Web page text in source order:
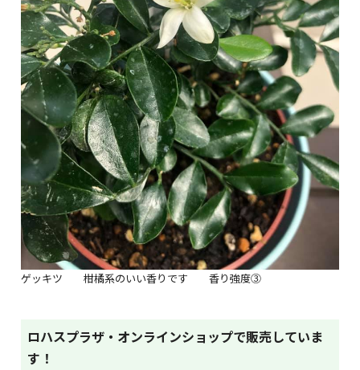
ゲッキツ 柑橘系のいい香りです 香り強度③
ロハスプラザ・オンラインショップで販売していま
す！